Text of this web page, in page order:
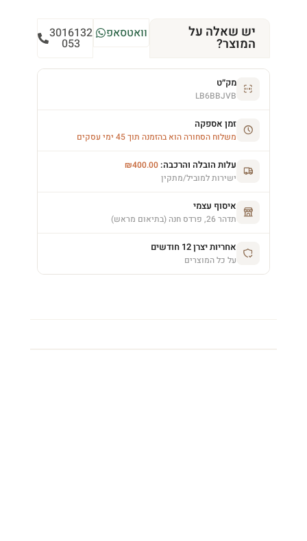
יש שאלה על
המוצר?
וואטסאפ 3016132
053
מק״ט
LB6BBJVB
זמן אספקה
משלוח הסחורה הוא בהזמנה תוך 45 ימי עסקים
עלות הובלה והרכבה: ₪400.00
ישירות למוביל/מתקין
איסוף עצמי
תדהר 26, פרדס חנה (בתיאום מראש)
אחריות יצרן 12 חודשים
על כל המוצרים